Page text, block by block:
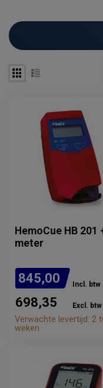
HemoCue HB 201
meter
845,00 Incl. btw
698,35 Excl. btw
Verwachte levertijd: 2
weken